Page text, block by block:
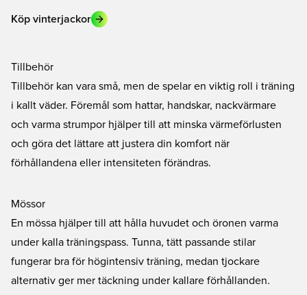
Köp vinterjackor
Tillbehör
Tillbehör kan vara små, men de spelar en viktig roll i träning
i kallt väder. Föremål som hattar, handskar, nackvärmare
och varma strumpor hjälper till att minska värmeförlusten
och göra det lättare att justera din komfort när
förhållandena eller intensiteten förändras.
Mössor
En mössa hjälper till att hålla huvudet och öronen varma
under kalla träningspass. Tunna, tätt passande stilar
fungerar bra för högintensiv träning, medan tjockare
alternativ ger mer täckning under kallare förhållanden.